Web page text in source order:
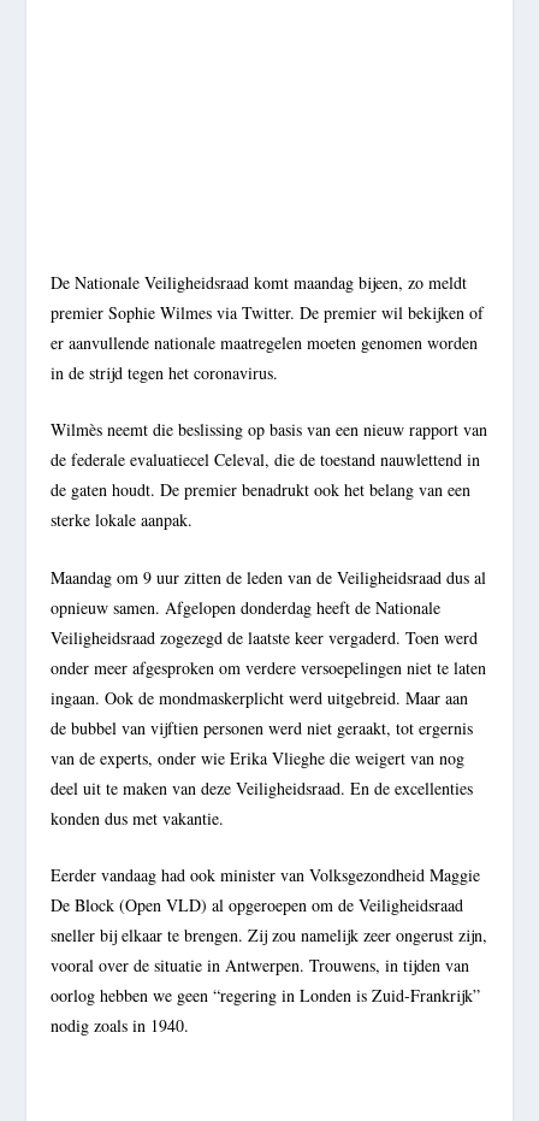
De Nationale Veiligheidsraad komt maandag bijeen, zo meldt
premier Sophie Wilmes via Twitter. De premier wil bekijken of
er aanvullende nationale maatregelen moeten genomen worden
in de strijd tegen het coronavirus.
Wilmès neemt die beslissing op basis van een nieuw rapport van
de federale evaluatiecel Celeval, die de toestand nauwlettend in
de gaten houdt. De premier benadrukt ook het belang van een
sterke lokale aanpak.
Maandag om 9 uur zitten de leden van de Veiligheidsraad dus al
opnieuw samen. Afgelopen donderdag heeft de Nationale
Veiligheidsraad zogezegd de laatste keer vergaderd. Toen werd
onder meer afgesproken om verdere versoepelingen niet te laten
ingaan. Ook de mondmaskerplicht werd uitgebreid. Maar aan
de bubbel van vijftien personen werd niet geraakt, tot ergernis
van de experts, onder wie Erika Vlieghe die weigert van nog
deel uit te maken van deze Veiligheidsraad. En de excellenties
konden dus met vakantie.
Eerder vandaag had ook minister van Volksgezondheid Maggie
De Block (Open VLD) al opgeroepen om de Veiligheidsraad
sneller bij elkaar te brengen. Zij zou namelijk zeer ongerust zijn,
vooral over de situatie in Antwerpen. Trouwens, in tijden van
oorlog hebben we geen “regering in Londen is Zuid-Frankrijk”
nodig zoals in 1940.